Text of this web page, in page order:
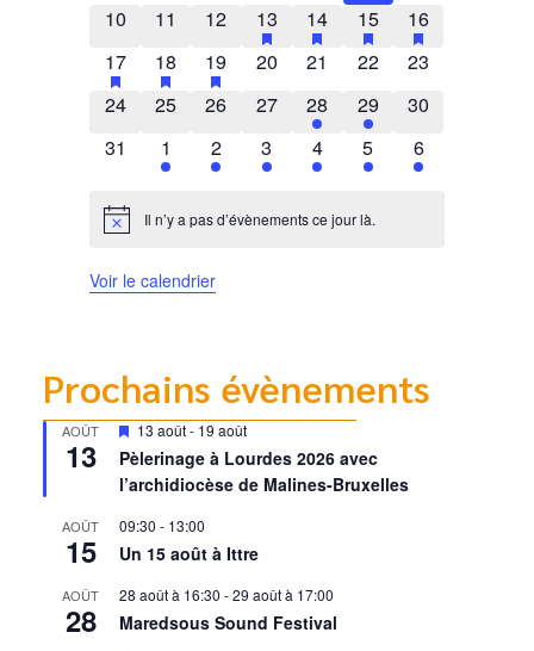
0 évènements
10 0 évènements
11 0 évènements
12 1 évènement
13has featured évènements
1 évènement
14has featured évènements
2 évènements
15has featured
1 évènement
16has featured
1 évènement
17has featured évènements
1 évènement
18has featured évènements
1 évènement
19has featured évènements
0 évènements
20 0 évènements
21 0 évènements
22 0 évènements
23
0 évènements
24 0 évènements
25 0 évènements
26 0 évènements
27 1 évènement
28 1 évènement
29 0 évènements
30
0 évènements
31 1 évènement
1 1 évènement
2 2 évènements
3 1 évènement
4 1 évènement
5 1 évènement
6
Notice Il n’y a pas d’évènements ce jour là.
Voir le calendrier
Prochains évènements
AOÛT
13
Mis
en
avant
13 août- 19 août
Pèlerinage à Lourdes 2026 avec
l’archidiocèse de Malines-Bruxelles
AOÛT
15
09:30 - 13:00
Un 15 août à Ittre
AOÛT
28
28 août à 16:30 -29 août à 17:00
Maredsous Sound Festival